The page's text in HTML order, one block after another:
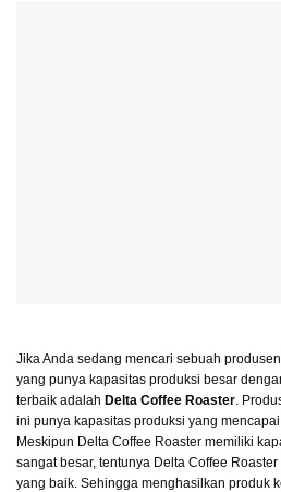
Jika Anda sedang mencari sebuah
yang punya kapasitas produksi besar
terbaik adalah Delta Coffee Roaster .
ini punya kapasitas produksi yang
Meskipun Delta Coffee Roaster memiliki
sangat besar, tentunya Delta Coffee
yang baik. Sehingga menghasilkan produk